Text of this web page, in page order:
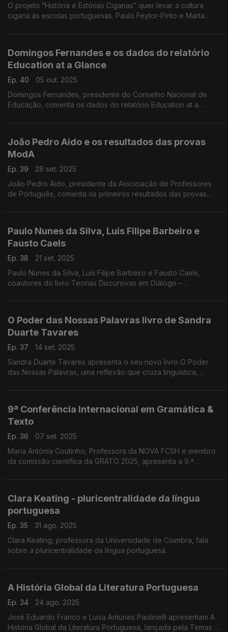
O projeto “História e Estórias Ciganas” quer levar a cultura
cigana às escolas portuguesas. Paulo Feytor-Pinto e Marta
Domingos Fernandes e os dados do relatório
Education at a Glance
Ep. 40
05 out. 2025
Domingos Fernandes, presidente do Conselho Nacional de
Educação, comenta os dados do relatório Education at a
João Pedro Aido e os resultados das provas
ModA
Ep. 39
28 set. 2025
João Pedro Aido, presidente da Associação de Professores
de Português, comenta os primeiros resultados das provas
Paulo Nunes da Silva, Luís Filipe Barbeiro e
Fausto Caels
Ep. 38
21 set. 2025
Paulo Nunes da Silva, Luís Filipe Barbeiro e Fausto Caels,
coautores do livro Teorias Discursivas em Diálogo –
O Poder das Nossas Palavras livro de Sandra
Duarte Tavares
Ep. 37
14 set. 2025
Sandra Duarte Tavares apresenta o seu novo livro O Poder
das Nossas Palavras, uma reflexão que cruza linguística,
9ª Conferência Internacional em Gramática &
Texto
Ep. 36
07 set. 2025
Maria Antónia Coutinho, Professora da NOVA FCSH e membro
da comissão científica da GRATO 2025, apresenta a 9.ª
Clara Keating - pluricentralidade da língua
portuguesa
Ep. 35
31 ago. 2025
Clara Keating, professora da Universidade de Coimbra, fala
sobre a pluricentralidade da língua portuguesa.
A História Global da Literatura Portuguesa
Ep. 34
24 ago. 2025
José Eduardo Franco e Luísa Antunes Paolinelli apresentam A
História Global da Literatura Portuguesa, lançada pela Temas e